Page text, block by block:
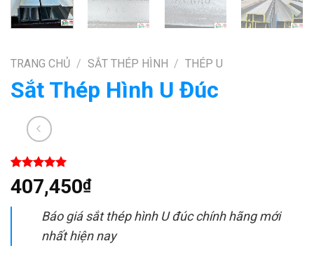
TRANG CHỦ / SẮT THÉP HÌNH / THÉP U
Sắt Thép Hình U Đúc
5.00trên 5
dựa trên
1
407,450₫
Báo giá sắt thép hình U đúc chính hãng mới
nhất hiện nay